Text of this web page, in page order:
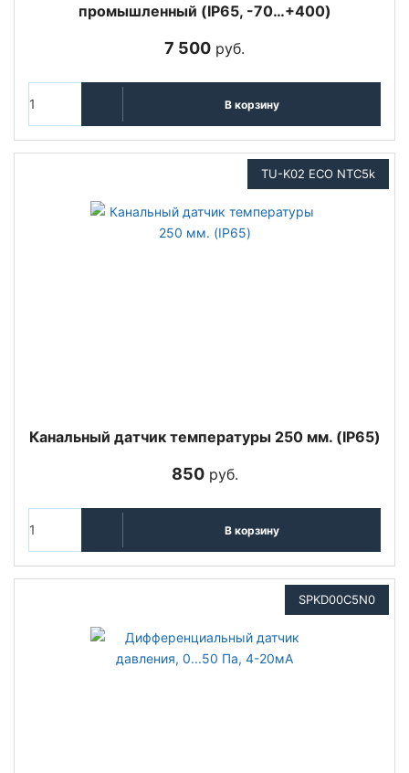
промышленный (IP65, -70…+400)
7 500 руб.
В корзину
TU-K02 ECO NTC5k
Канальный датчик температуры 250 мм. (IP65)
850руб.
В корзину
SPKD00C5N0